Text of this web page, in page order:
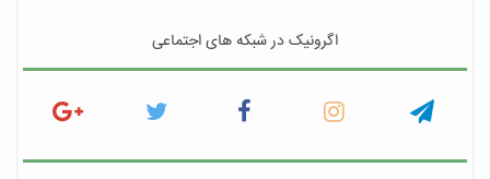
اگرونیک در شبکه های اجتماعی